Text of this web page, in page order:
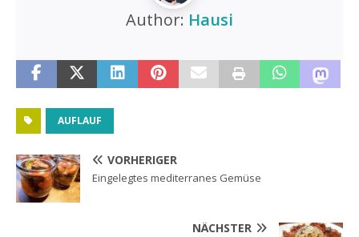
Author: Hausi
AUFLAUF
VORHERIGER
Eingelegtes mediterranes Gemüse
NÄCHSTER